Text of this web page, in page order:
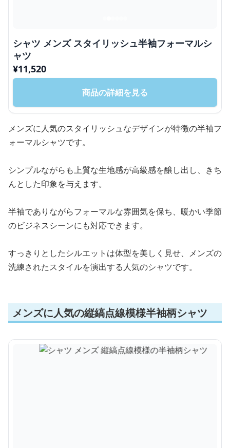
シャツ メンズ スタイリッシュ半袖フォーマルシ
ャツ
¥11,520
商品の詳細を見る
メンズに人気のスタイリッシュなデザインが特徴の半袖フ
ォーマルシャツです。
シンプルながらも上質な生地感が高級感を醸し出し、きち
んとした印象を与えます。
半袖でありながらフォーマルな雰囲気を保ち、暖かい季節
のビジネスシーンにも対応できます。
すっきりとしたシルエットは体型を美しく見せ、メンズの
洗練されたスタイルを演出する人気のシャツです。
メンズに人気の縦縞点線模様半袖柄シャツ